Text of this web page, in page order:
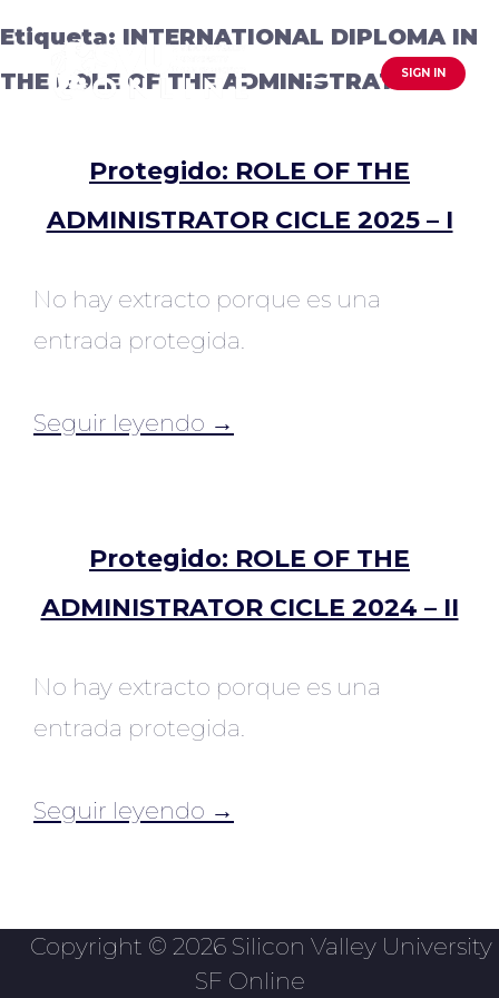
al
contenido
SIGN IN
Etiqueta: INTERNATIONAL DIPLOMA IN
THE ROLE OF THE ADMINISTRATOR
Protegido: ROLE OF THE
ADMINISTRATOR CICLE 2025 – I
No hay extracto porque es una
entrada protegida.
Seguir leyendo →
Protegido: ROLE OF THE
ADMINISTRATOR CICLE 2024 – II
No hay extracto porque es una
entrada protegida.
Seguir leyendo →
Copyright © 2026 Silicon Valley University
SF Online